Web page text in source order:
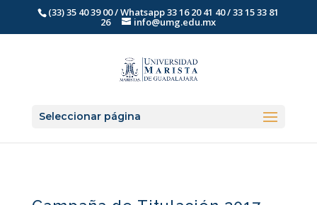
(33) 35 40 39 00 / Whatsapp 33 16 20 41 40 / 33 15 33 81
26 info@umg.edu.mx
Seleccionar página